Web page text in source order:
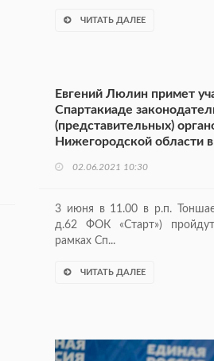
ЧИТАТЬ ДАЛЕЕ
Евгений Люлин примет
Спартакиаде
(представительных)
Нижегородской области
02.06.2021 10:30
3 июня в 11.00 в р.п.
д.62 ФОК «Старт»)
рамках Сп...
ЧИТАТЬ ДАЛЕЕ